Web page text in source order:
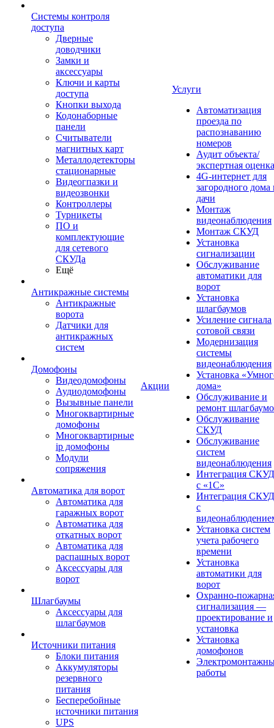
Системы контроля
доступа
Дверные
доводчики
Замки и
аксессуары
Ключи и карты
доступа
Кнопки выхода
Кодонаборные
панели
Считыватели
магнитных карт
Металлодетекторы
стационарные
Видеогпазки и
видеозвонки
Контроллеры
Турникеты
ПО и
комплектующие
для сетевого
СКУДа
Ещё
Антикражные системы
Антикражные
ворота
Датчики для
антикражных
систем
Домофоны
Видеодомофоны
Аудиодомофоны
Вызывные панели
Многоквартирные
домофоны
Многоквартирные
ip домофоны
Модули
сопряжения
Автоматика для ворот
Автоматика для
гаражных ворот
Автоматика для
откатных ворот
Автоматика для
распашных ворот
Аксессуары для
ворот
Шлагбаумы
Аксессуары для
шлагбаумов
Источники питания
Блоки питания
Аккумуляторы
резервного
питания
Бесперебойные
источники питания
UPS
Акции
Услуги
Автоматизация
проезда по
распознаванию
номеров
Аудит объекта/
экспертная оценка
4G-интернет для
загородного дома
дачи
Монтаж
видеонаблюдения
Монтаж СКУД
Установка
сигнализации
Обслуживание
автоматики для
ворот
Установка
шлагбаумов
Усиление сигнала
сотовой связи
Модернизация
системы
видеонаблюдения
Установка
дома»
Обслуживание и
ремонт
Обслуживание
СКУД
Обслуживание
систем
видеонаблюдения
Интеграция СКУД
с «1С»
Интеграция СКУД
с
Установка систем
учета рабочего
времени
Установка
автоматики для
ворот
Охранно-
сигнализация —
проектирование и
установка
Установка
домофонов
работы